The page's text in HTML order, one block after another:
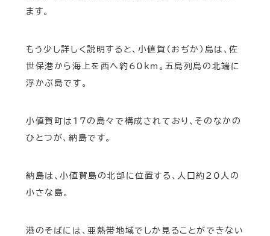
ます。
もう少し詳しく説明すると、小値賀（おぢか）島は、佐
世保港から海上を西へ約60km。五島列島の北端に
浮かぶ島です。
小値賀町は17の島々で構成されており、そのなかの
ひとつが、納島です。
納島は、小値賀島の北部に位置する、人口約20人の
小さな島。
港のそばには、亜熱帯地域でしか見ることができない